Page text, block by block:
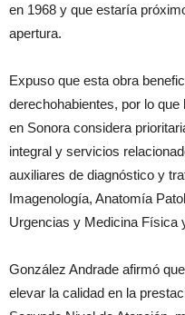
en 1968 y que estaría
apertura.
Expuso que esta obra
derechohabientes, por lo
en Sonora considera
integral y servicios
auxiliares de diagnóstico y
Imagenología, Anatomía
Urgencias y Medicina Física
González Andrade afirmó
elevar la calidad en la